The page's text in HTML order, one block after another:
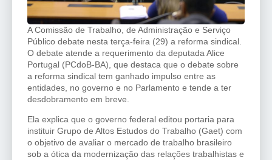
A Comissão de Trabalho, de Administração e Serviço
Público debate nesta terça-feira (29) a reforma sindical.
O debate atende a requerimento da deputada Alice
Portugal (PCdoB-BA), que destaca que o debate sobre
a reforma sindical tem ganhado impulso entre as
entidades, no governo e no Parlamento e tende a ter
desdobramento em breve.
Ela explica que o governo federal editou portaria para
instituir Grupo de Altos Estudos do Trabalho (Gaet) com
o objetivo de avaliar o mercado de trabalho brasileiro
sob a ótica da modernização das relações trabalhistas e